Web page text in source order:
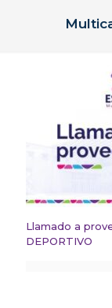
Llamado a
DEPORTIVO